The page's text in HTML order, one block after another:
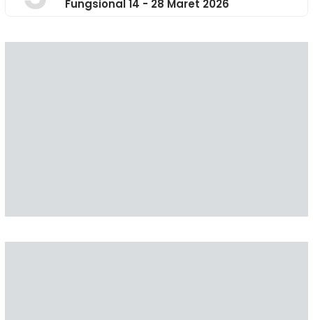
Fungsional 14 - 28 Maret 2026